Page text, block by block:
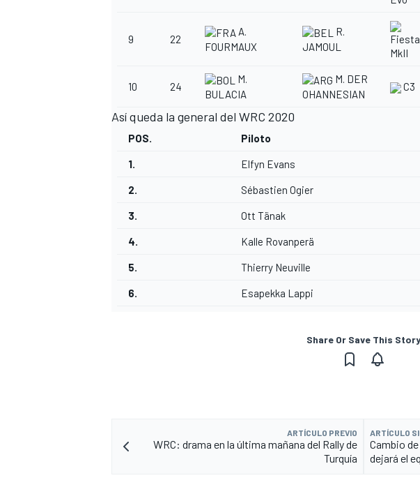
9 22
A.
FOURMAUX
R.
JAMOUL
Fiesta
MkII
10 24
M.
BULACIA
M. DER
OHANNESIAN
C3
Así queda la general del WRC 2020
POS. Piloto
1. Elfyn Evans
2. Sébastien Ogier
3. Ott Tänak
4. Kalle Rovanperä
5. Thierry Neuville
6. Esapekka Lappi
Share Or Save This Story
ARTÍCULO PREVIO
WRC: drama en la última mañana del Rally de
Turquía
ARTÍCULO
Cambio
dejará el